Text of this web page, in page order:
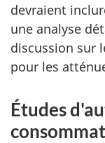
devraient
une analyse
discussion sur
pour les
Études